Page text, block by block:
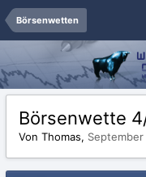
Börsenwetten
Börsenwette
Von Thomas,